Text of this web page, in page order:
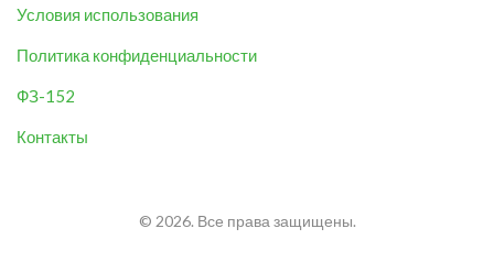
Условия использования
Политика конфиденциальности
ФЗ-152
Контакты
© 2026. Все права защищены.